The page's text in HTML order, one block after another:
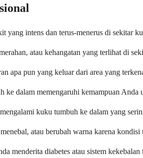
yang intens dan terus-menerus di sekitar
atau kehangatan yang terlihat di
apa pun yang keluar dari area yang
ke dalam memengaruhi kemampuan
kuku tumbuh ke dalam yang
atau berubah warna karena kondisi
menderita diabetes atau sistem